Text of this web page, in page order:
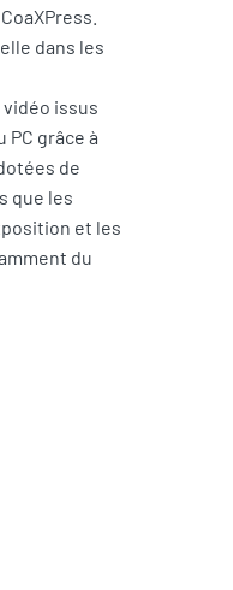
dans les
issus
grâce à
de
que les
et les
du